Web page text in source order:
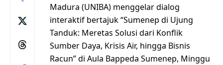
Madura (UNIBA) menggelar dialog
interaktif bertajuk “Sumenep di Ujung
Tanduk: Meretas Solusi dari Konflik
Sumber Daya, Krisis Air, hingga Bisnis
Racun” di Aula Bappeda Sumenep, Minggu